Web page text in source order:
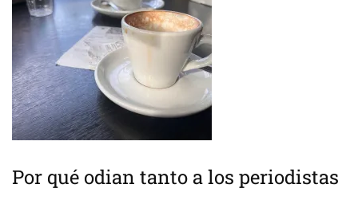
Por qué odian tanto a los periodistas